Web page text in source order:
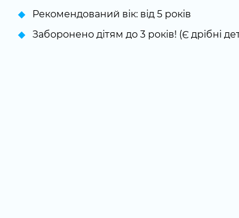
Рекомендований вік: від 5 років
Заборонено дітям до 3 років! (Є дрібні